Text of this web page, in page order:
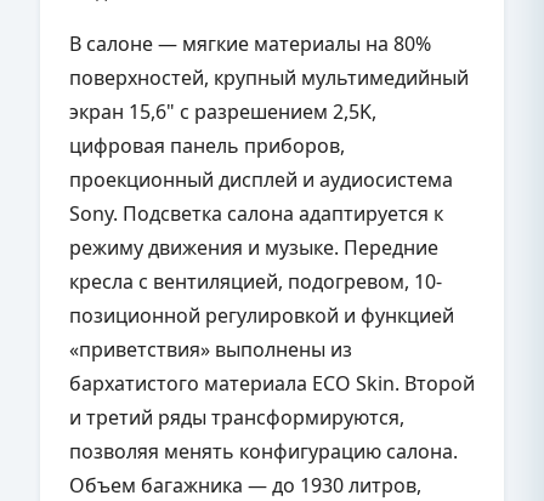
В салоне — мягкие материалы на 80%
поверхностей, крупный мультимедийный
экран 15,6" с разрешением 2,5K,
цифровая панель приборов,
проекционный дисплей и аудиосистема
Sony. Подсветка салона адаптируется к
режиму движения и музыке. Передние
кресла с вентиляцией, подогревом, 10-
позиционной регулировкой и функцией
«приветствия» выполнены из
бархатистого материала ECO Skin. Второй
и третий ряды трансформируются,
позволяя менять конфигурацию салона.
Объем багажника — до 1930 литров,